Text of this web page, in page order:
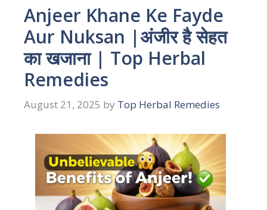
Anjeer Khane Ke Fayde
Aur Nuksan |अंजीर है सेहत
का खजाना | Top Herbal
Remedies
August 21, 2025 by Top Herbal Remedies